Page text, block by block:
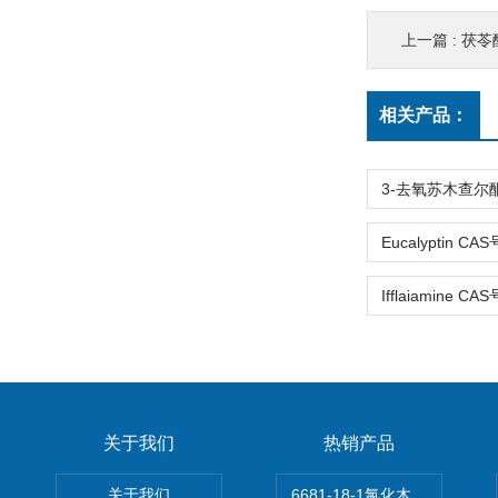
上一篇 : 茯苓
相关产品：
关于我们 热销产品